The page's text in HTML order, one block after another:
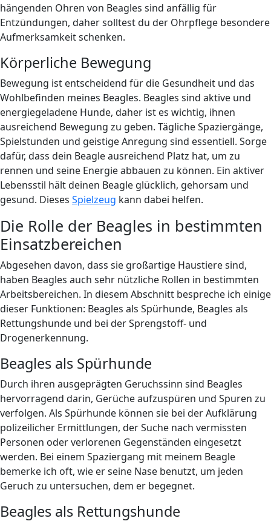
hängenden Ohren von Beagles sind anfällig für
Entzündungen, daher solltest du der Ohrpflege besondere
Aufmerksamkeit schenken.
Körperliche Bewegung
Bewegung ist entscheidend für die Gesundheit und das
Wohlbefinden meines Beagles. Beagles sind aktive und
energiegeladene Hunde, daher ist es wichtig, ihnen
ausreichend Bewegung zu geben. Tägliche Spaziergänge,
Spielstunden und geistige Anregung sind essentiell. Sorge
dafür, dass dein Beagle ausreichend Platz hat, um zu
rennen und seine Energie abbauen zu können. Ein aktiver
Lebensstil hält deinen Beagle glücklich, gehorsam und
gesund. Dieses Spielzeug kann dabei helfen.
Die Rolle der Beagles in bestimmten
Einsatzbereichen
Abgesehen davon, dass sie großartige Haustiere sind,
haben Beagles auch sehr nützliche Rollen in bestimmten
Arbeitsbereichen. In diesem Abschnitt bespreche ich einige
dieser Funktionen: Beagles als Spürhunde, Beagles als
Rettungshunde und bei der Sprengstoff- und
Drogenerkennung.
Beagles als Spürhunde
Durch ihren ausgeprägten Geruchssinn sind Beagles
hervorragend darin, Gerüche aufzuspüren und Spuren zu
verfolgen. Als Spürhunde können sie bei der Aufklärung
polizeilicher Ermittlungen, der Suche nach vermissten
Personen oder verlorenen Gegenständen eingesetzt
werden. Bei einem Spaziergang mit meinem Beagle
bemerke ich oft, wie er seine Nase benutzt, um jeden
Geruch zu untersuchen, dem er begegnet.
Beagles als Rettungshunde